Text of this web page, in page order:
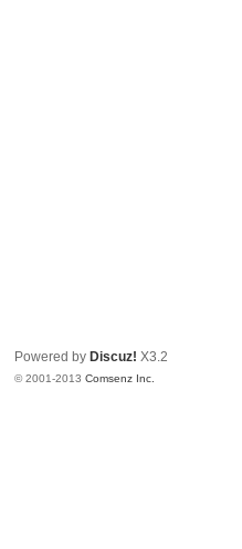
Powered by Discuz! X3.2
© 2001-2013Comsenz Inc.